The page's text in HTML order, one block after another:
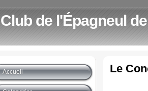
Club de l'Épagneul
Le
Accueil